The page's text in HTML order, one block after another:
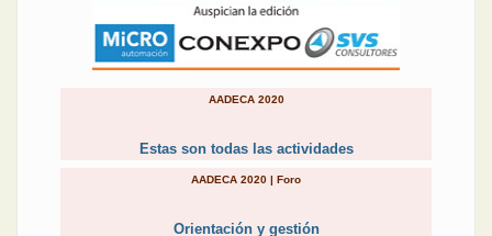
AADECA 2020
Estas son todas las actividades
AADECA 2020 | Foro
Orientación y gestión